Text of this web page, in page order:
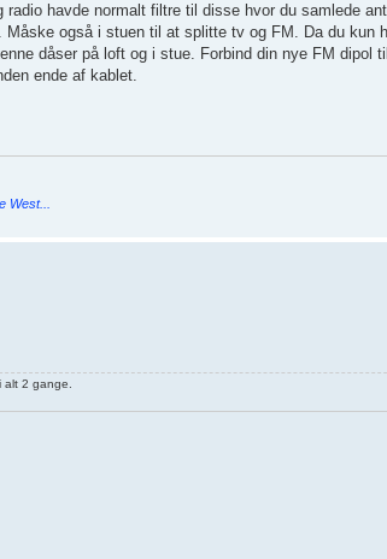
havde normalt filtre til disse hvor du samlede
også i stuen til at splitte tv og FM. Da du kun
dåser på loft og i stue. Forbind din nye FM dipol
ende af kablet.
West...
2 gange.